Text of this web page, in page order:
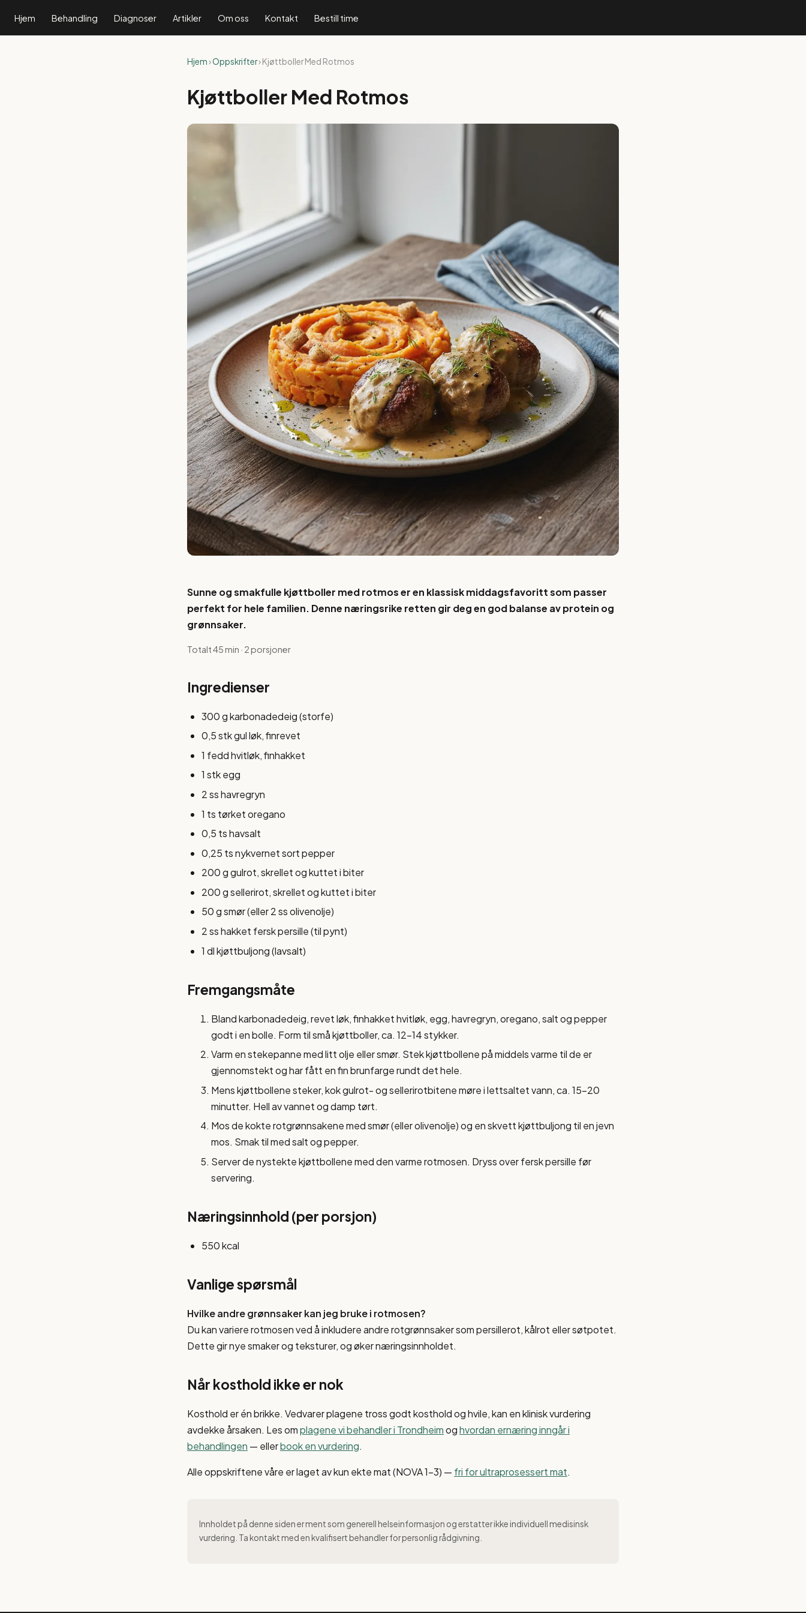
Hjem Behandling Diagnoser Artikler Om oss Kontakt Bestill time
Hjem›Oppskrifter› Kjøttboller Med Rotmos
Kjøttboller Med Rotmos
Sunne og smakfulle kjøttboller med rotmos er en klassisk middagsfavoritt som passer
perfekt for hele familien. Denne næringsrike retten gir deg en god balanse av protein og
grønnsaker.
Totalt 45 min · 2 porsjoner
Ingredienser
300 g karbonadedeig (storfe)
0,5 stk gul løk, finrevet
1 fedd hvitløk, finhakket
1 stk egg
2 ss havregryn
1 ts tørket oregano
0,5 ts havsalt
0,25 ts nykvernet sort pepper
200 g gulrot, skrellet og kuttet i biter
200 g sellerirot, skrellet og kuttet i biter
50 g smør (eller 2 ss olivenolje)
2 ss hakket fersk persille (til pynt)
1 dl kjøttbuljong (lavsalt)
Fremgangsmåte
Bland karbonadedeig, revet løk, finhakket hvitløk, egg, havregryn, oregano, salt og pepper
godt i en bolle. Form til små kjøttboller, ca. 12-14 stykker.
Varm en stekepanne med litt olje eller smør. Stek kjøttbollene på middels varme til de er
gjennomstekt og har fått en fin brunfarge rundt det hele.
Mens kjøttbollene steker, kok gulrot- og sellerirotbitene møre i lettsaltet vann, ca. 15-20
minutter. Hell av vannet og damp tørt.
Mos de kokte rotgrønnsakene med smør (eller olivenolje) og en skvett kjøttbuljong til en jevn
mos. Smak til med salt og pepper.
Server de nystekte kjøttbollene med den varme rotmosen. Dryss over fersk persille før
servering.
Næringsinnhold (per porsjon)
550 kcal
Vanlige spørsmål
Hvilke andre grønnsaker kan jeg bruke i rotmosen?
Du kan variere rotmosen ved å inkludere andre rotgrønnsaker som persillerot, kålrot eller søtpotet.
Dette gir nye smaker og teksturer, og øker næringsinnholdet.
Når kosthold ikke er nok
Kosthold er én brikke. Vedvarer plagene tross godt kosthold og hvile, kan en klinisk vurdering
avdekke årsaken. Les omplagene vi behandler i Trondheimoghvordan ernæring inngår i
behandlingen — ellerbook en vurdering.
Alle oppskriftene våre er laget av kun ekte mat (NOVA 1–3) — fri for ultraprosessert mat.
Innholdet på denne siden er ment som generell helseinformasjon og erstatter ikke individuell medisinsk
vurdering. Ta kontakt med en kvalifisert behandler for personlig rådgivning.